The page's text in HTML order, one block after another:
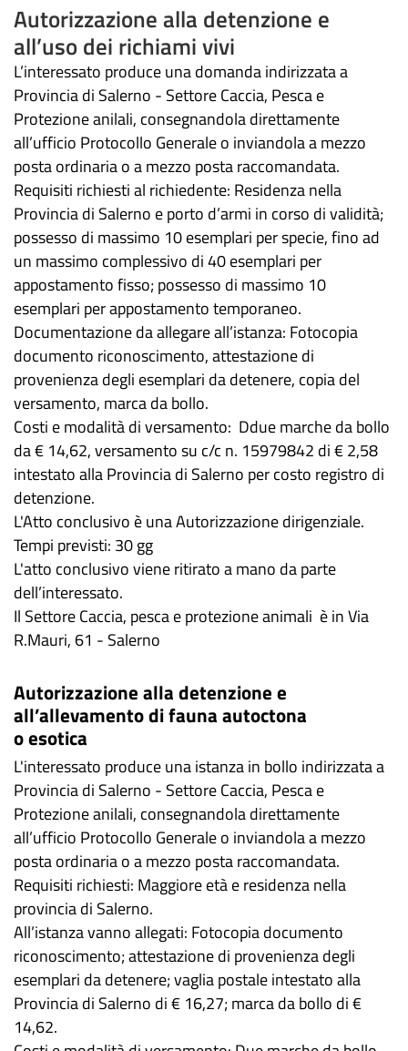
Autorizzazione alla detenzione e
all’uso dei richiami vivi
L’interessato produce una domanda indirizzata a
Provincia di Salerno - Settore Caccia, Pesca e
Protezione anilali, consegnandola direttamente
all’ufficio Protocollo Generale o inviandola a mezzo
posta ordinaria o a mezzo posta raccomandata.
Requisiti richiesti al richiedente: Residenza nella
Provincia di Salerno e porto d’armi in corso di validità;
possesso di massimo 10 esemplari per specie, fino ad
un massimo complessivo di 40 esemplari per
appostamento fisso; possesso di massimo 10
esemplari per appostamento temporaneo.
Documentazione da allegare all’istanza: Fotocopia
documento riconoscimento, attestazione di
provenienza degli esemplari da detenere, copia del
versamento, marca da bollo.
Costi e modalità di versamento: Ddue marche da bollo
da € 14,62, versamento su c/c n. 15979842 di € 2,58
intestato alla Provincia di Salerno per costo registro di
detenzione.
L'Atto conclusivo è una Autorizzazione dirigenziale.
Tempi previsti: 30 gg
L'atto conclusivo viene ritirato a mano da parte
dell’interessato.
Il Settore Caccia, pesca e protezione animali è in Via
R.Mauri, 61 - Salerno
Autorizzazione alla detenzione e
all’allevamento di fauna autoctona
o esotica
L'interessato produce una istanza in bollo indirizzata a
Provincia di Salerno - Settore Caccia, Pesca e
Protezione anilali, consegnandola direttamente
all’ufficio Protocollo Generale o inviandola a mezzo
posta ordinaria o a mezzo posta raccomandata.
Requisiti richiesti: Maggiore età e residenza nella
provincia di Salerno.
All’istanza vanno allegati: Fotocopia documento
riconoscimento; attestazione di provenienza degli
esemplari da detenere; vaglia postale intestato alla
Provincia di Salerno di € 16,27; marca da bollo di €
14,62.